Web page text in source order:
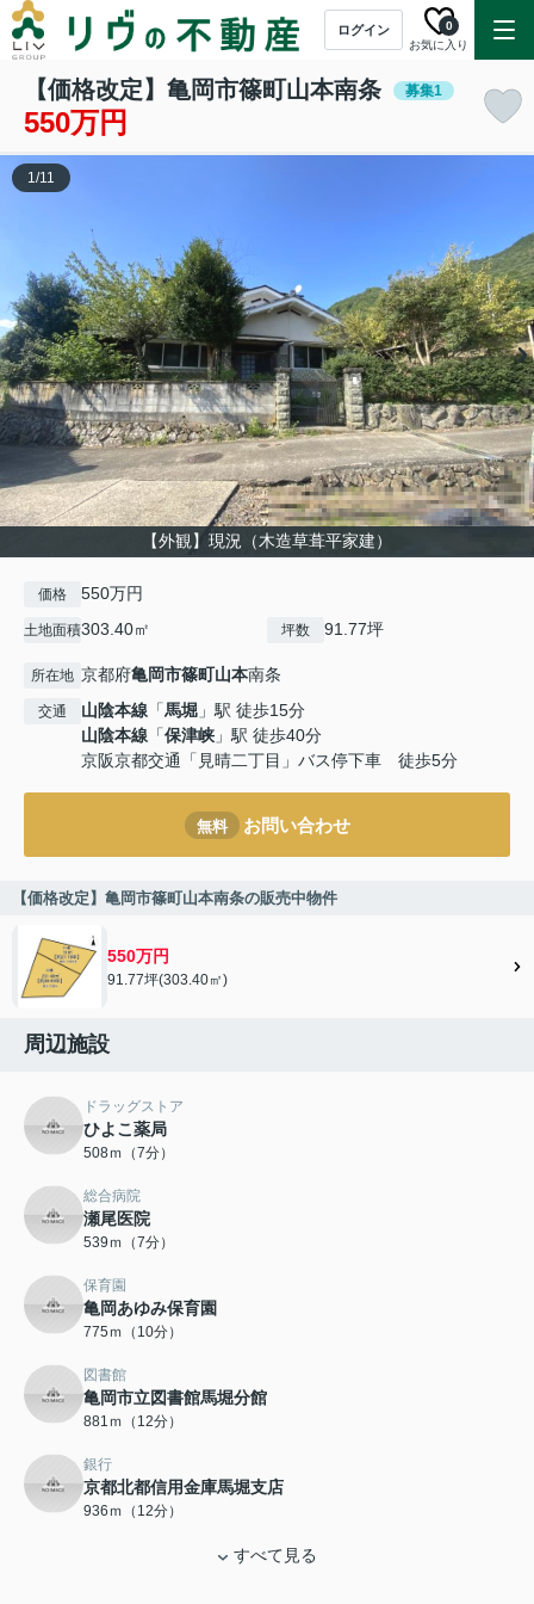
ログイン
お気に入り
0
【価格改定】亀岡市篠町山本南条 募集1
550万円
【外観】現況（木造草葺平家建）
1/11
価格 550万円
土地面積303.40㎡ 坪数 91.77坪
所在地 京都府亀岡市篠町山本南条
交通 山陰本線 「馬堀 」駅 徒歩15分
山陰本線 「保津峡 」駅 徒歩40分
京阪京都交通「見晴二丁目」バス停下車 徒歩5分
無料 お問い合わせ
【価格改定】亀岡市篠町山本南条の販売中物件
550万円
91.77坪(303.40㎡)
周辺施設
ドラッグストア
ひよこ薬局
508ｍ（7分）
総合病院
瀬尾医院
539ｍ（7分）
保育園
亀岡あゆみ保育園
775ｍ（10分）
図書館
亀岡市立図書館馬堀分館
881ｍ（12分）
銀行
京都北都信用金庫馬堀支店
936ｍ（12分）
すべて見る